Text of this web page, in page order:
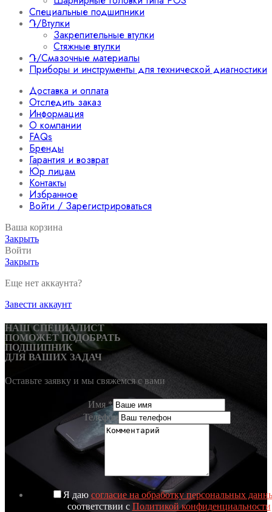
Специальные подшипники
Դ/Втулки
Закрепительные втулки
Стяжные втулки
Դ/Смазочные материалы
Приборы и инструменты для технической диагностики
Доставка и оплата
Отследить заказ
Информация
О компании
FAQs
Бренды
Гарантия и возврат
Юр лицам
Контакты
Избранное
Войти / Зарегистрироваться
Ваша корзина
Закрыть
Войти
Закрыть
Еще нет аккаунта?
Завести аккаунт
НАШ СПЕЦИАЛИСТ
ПОМОЖЕТ ПОДОБРАТЬ
ПОДШИПНИК
ДЛЯ ВАШИХ ЗАДАЧ
Оставьте заявку и мы свяжемся с вами
Имя*
Телефон
Я даю согласие на обработку персональных
соответствии с Политикой конфиденциальности